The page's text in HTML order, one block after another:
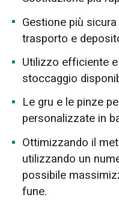
Gestione più
trasporto e
Utilizzo efficiente
stoccaggio
Le gru e le pinze
personalizzate in
Ottimizzando il
utilizzando un
possibile
fune.